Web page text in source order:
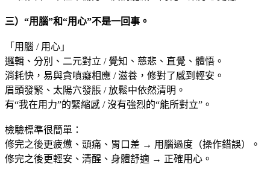
三）“用腦”和“用心”不是一回事。
「用腦 / 用心」
邏輯、分別、二元對立 / 覺知、慈悲、直覺、體悟。
消耗快，易與貪嗔癡相應 / 滋養，修對了感到輕安。
眉頭發緊、太陽穴發脹 / 放鬆中依然清明。
有“我在用力”的緊縮感 / 沒有強烈的“能所對立”。
檢驗標準很簡單：
修完之後更疲憊、頭痛、胃口差 → 用腦過度（操作錯誤）。
修完之後更輕安、清醒、身體舒適 → 正確用心。